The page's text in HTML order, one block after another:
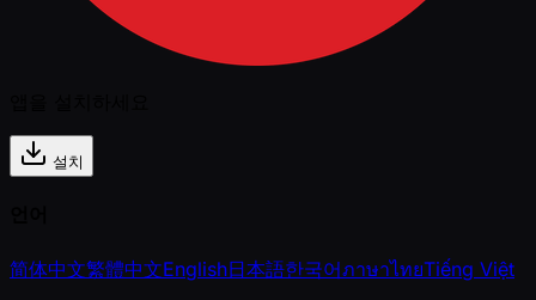
설치
简体中文繁體中文English日本語한국어ภาษาไทยTiếng Việt